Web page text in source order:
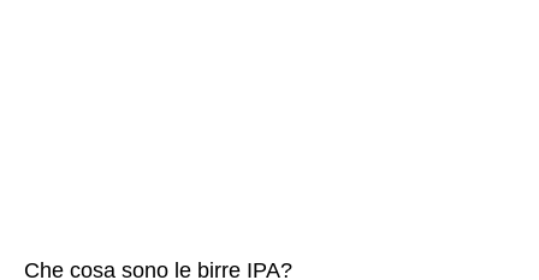
Che cosa sono le birre IPA?